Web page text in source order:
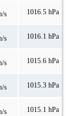
s 1016.5 hPa
s 1016.1 hPa
s 1015.6 hPa
s 1015.3 hPa
s 1015.1 hPa